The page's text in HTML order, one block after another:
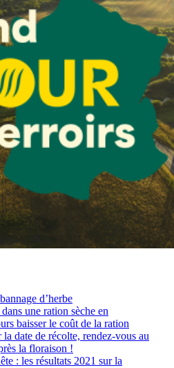
d’herbe
une ration sèche en
baisser le coût de la ration
date de récolte, rendez-vous au
la floraison !
: les résultats 2021 sur la